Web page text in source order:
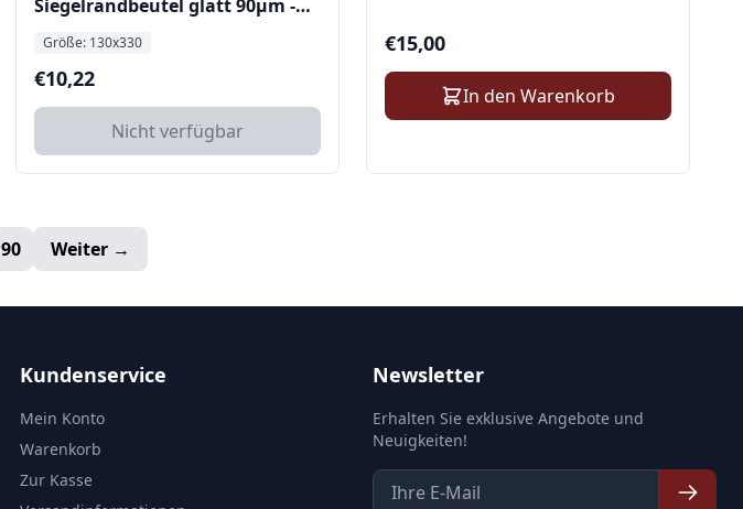
Siegelrandbeutel glatt 90µm -
130x330
Größe: 130x330
€10,22
Nicht verfügbar
€15,00
In den Warenkorb
90 Weiter →
Kundenservice
Mein Konto
Warenkorb
Zur Kasse
Newsletter
Erhalten Sie exklusive Angebote und
Neuigkeiten!